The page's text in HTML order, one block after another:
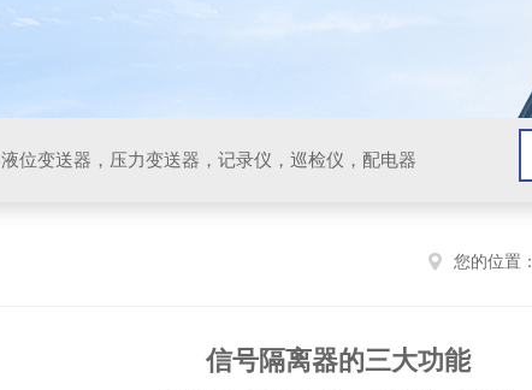
位变送器，压力变送器，记录仪，巡检仪，配电器
您的位置：
信号隔离器的三大功能